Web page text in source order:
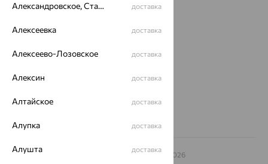
ул. Зегеля, 27/2
8 (800) 250-02-30
© ООО «Ювелирный дом «Кристалл»,2009 – 2026
Александровское, Ставропольский край доставка
Алексеевка доставка
Алексеево-Лозовское доставка
Алексин доставка
Алтайское доставка
Алупка доставка
Алушта доставка